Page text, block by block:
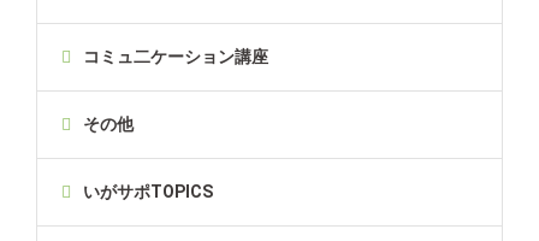
コミュ二ケーション講座
その他
いがサポTOPICS